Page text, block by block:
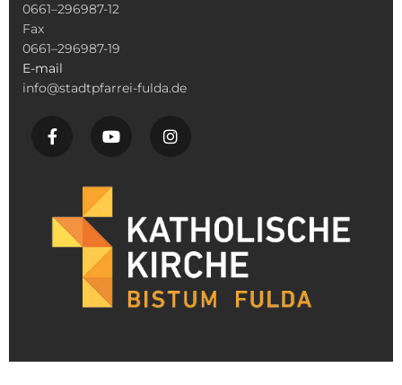
0661–296987-12
Fax
0661–296987-19
E-mail
info@stadtpfarrei-fulda.de